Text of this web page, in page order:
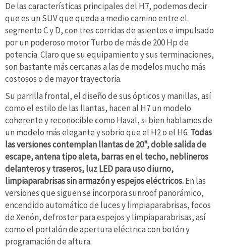
De las características principales del H7, podemos decir
que es un SUV que queda a medio camino entre el
segmento C y D, con tres corridas de asientos e impulsado
por un poderoso motor Turbo de más de 200 Hp de
potencia. Claro que su equipamiento y sus terminaciones,
son bastante más cercanas a las de modelos mucho más
costosos o de mayor trayectoria.
Su parrilla frontal, el diseño de sus ópticos y manillas, así
como el estilo de las llantas, hacen al H7 un modelo
coherente y reconocible como Haval, si bien hablamos de
un modelo más elegante y sobrio que el H2 o el H6. Todas
las versiones contemplan llantas de 20", doble salida de
escape, antena tipo aleta, barras en el techo, neblineros
delanteros y traseros, luz LED para uso diurno,
limpiaparabrisas sin armazón y espejos eléctricos.En las
versiones que siguen se incorpora sunroof panorámico,
encendido automático de luces y limpiaparabrisas, focos
de Xenón, defroster para espejos y limpiaparabrisas, así
como el portalón de apertura eléctrica con botón y
programación de altura.